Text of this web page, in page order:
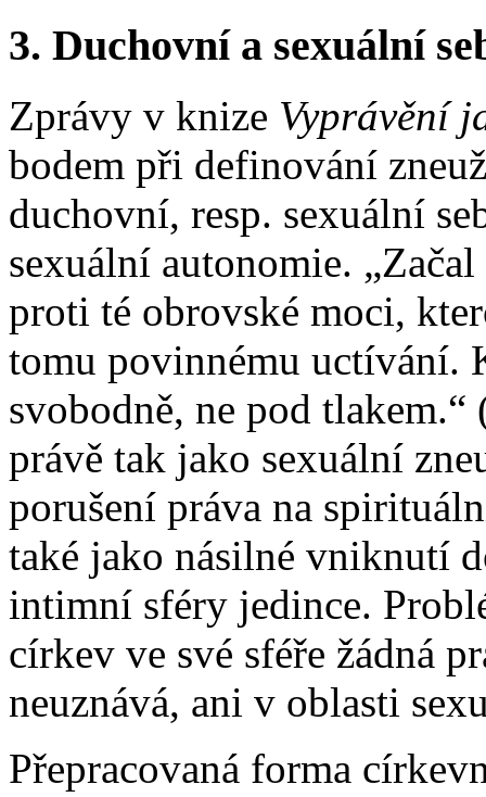
3. Duchovní a sexuální
Zprávy v knize Vyprávění
bodem při definování
duchovní, resp. sexuální
sexuální autonomie.
proti té obrovské moci,
tomu povinnému uctívání.
svobodně, ne pod
právě tak jako sexuální
porušení práva na
také jako násilné vniknutí
intimní sféry jedince.
církev ve své sféře žádná
neuznává, ani v oblasti
Přepracovaná forma